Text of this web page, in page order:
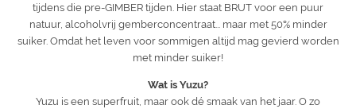
tijdens die pre-GIMBER tijden. Hier staat BRUT voor een puur
natuur, alcoholvrij gemberconcentraat... maar met 50% minder
suiker. Omdat het leven voor sommigen altijd mag gevierd worden
met minder suiker!
Wat is Yuzu?
Yuzu is een superfruit, maar ook dé smaak van het jaar. O zo